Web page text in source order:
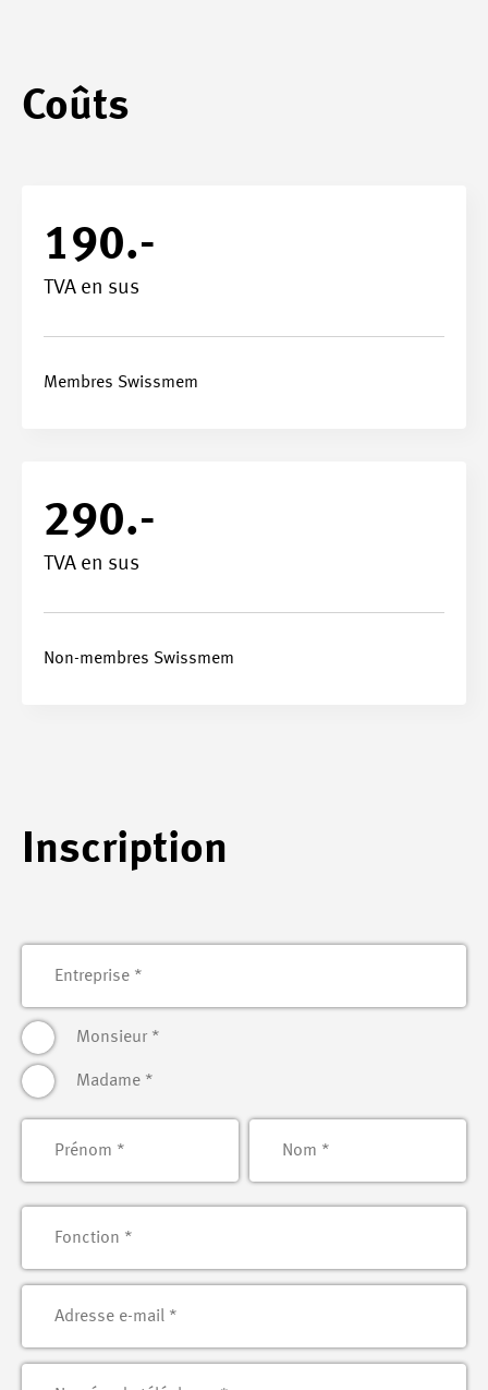
Coûts
190.-
TVA en sus
Membres Swissmem
290.-
TVA en sus
Non-membres Swissmem
Inscription
Monsieur *
Madame *